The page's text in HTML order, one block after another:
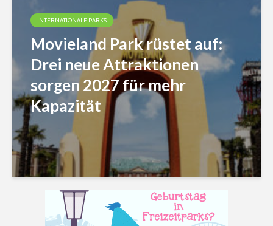
INTERNATIONALE PARKS
Movieland Park rüstet auf:
Drei neue Attraktionen
sorgen 2027 für mehr
Kapazität